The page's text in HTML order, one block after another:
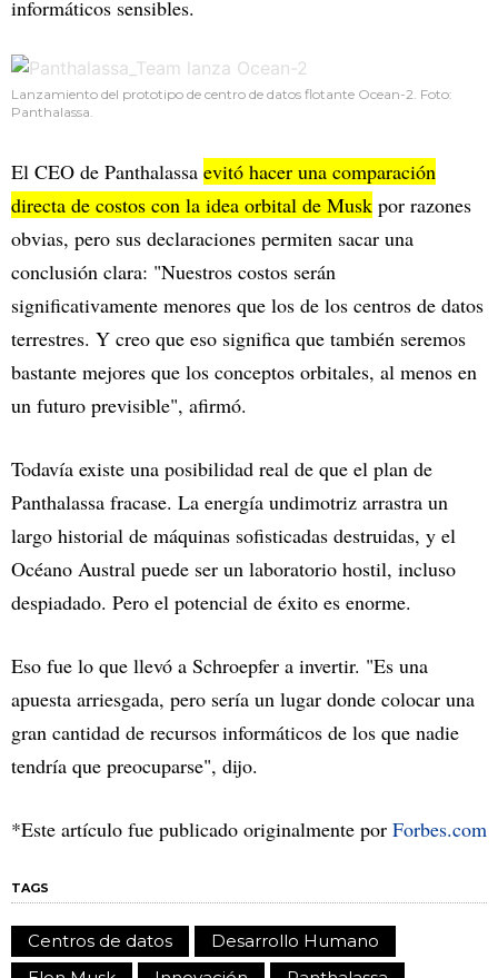
informáticos sensibles.
Lanzamiento del prototipo de centro de datos flotante Ocean-2. Foto:
Panthalassa.
El CEO de Panthalassa evitó hacer una comparación
directa de costos con la idea orbital de Musk por razones
obvias, pero sus declaraciones permiten sacar una
conclusión clara: "Nuestros costos serán
significativamente menores que los de los centros de datos
terrestres. Y creo que eso significa que también seremos
bastante mejores que los conceptos orbitales, al menos en
un futuro previsible", afirmó.
Todavía existe una posibilidad real de que el plan de
Panthalassa fracase. La energía undimotriz arrastra un
largo historial de máquinas sofisticadas destruidas, y el
Océano Austral puede ser un laboratorio hostil, incluso
despiadado. Pero el potencial de éxito es enorme.
Eso fue lo que llevó a Schroepfer a invertir. "Es una
apuesta arriesgada, pero sería un lugar donde colocar una
gran cantidad de recursos informáticos de los que nadie
tendría que preocuparse", dijo.
*Este artículo fue publicado originalmente por Forbes.com
TAGS
Centros de datos
Desarrollo Humano